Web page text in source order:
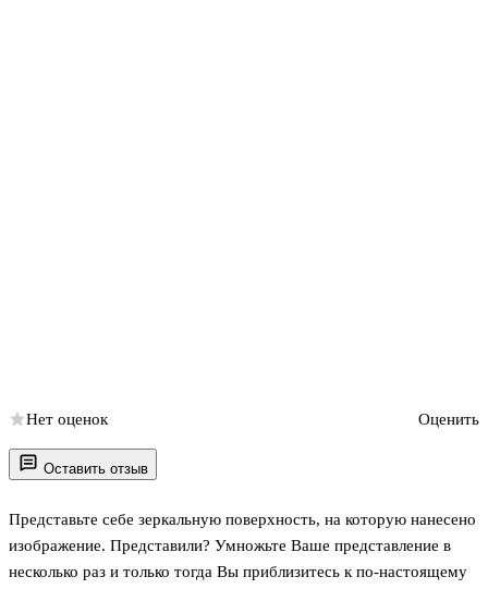
Оставить отзыв
Представьте себе зеркальную поверхность, на которую нанесено
изображение. Представили? Умножьте Ваше представление в
несколько раз и только тогда Вы приблизитесь к по-настоящему
Нет оценок Оценить